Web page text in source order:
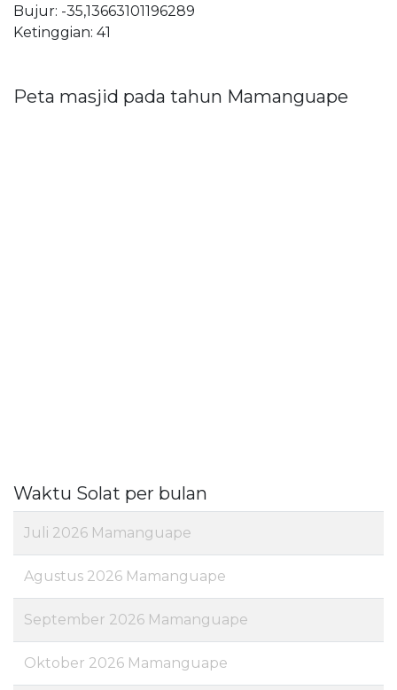
Bujur: -35,13663101196289
Ketinggian: 41
Peta masjid pada tahun Mamanguape
Waktu Solat per bulan
Juli 2026 Mamanguape
Agustus 2026 Mamanguape
September 2026 Mamanguape
Oktober 2026 Mamanguape